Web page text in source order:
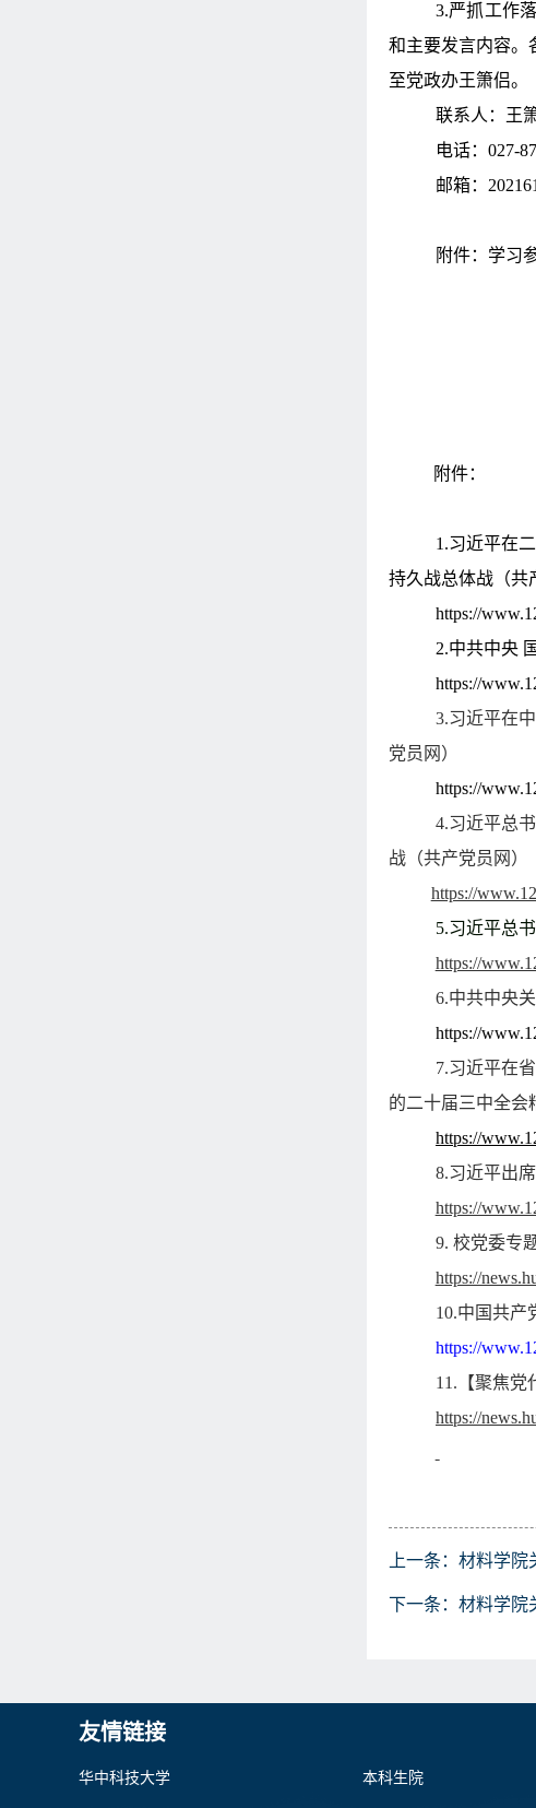
3.严抓工作
和主要发言内容。
至党政办王箫侣。
联系人：王
电话： 027-
邮箱：
附件：学习
附件：
1.习近平在
持久战总体战（共
https://
2.中共中央
https://
3.习近平在
党员网）
https://
4.习近平总
战（共产党员网）
https://
5.习近平总
https://
6.中共中央
https://
7.习近平在
的二十届三中全会
https://
8.习近平出
https://
9. 校党委专
https://
10.中国共产
https://
11. 【聚焦
https://
上一条： 材料学院
下一条： 材料学院
友情链接
华中科技大学 本科生院